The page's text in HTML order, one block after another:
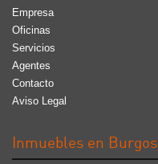
Empresa
Oficinas
Servicios
Agentes
Contacto
Aviso Legal
Inmuebles en Burgos